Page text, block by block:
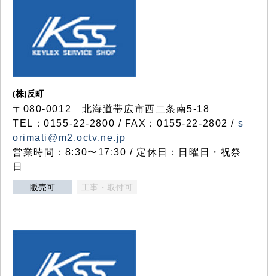
(株)反町
〒080-0012 北海道帯広市西二条南5-18
TEL：0155-22-2800 / FAX：0155-22-2802 / s
orimati@m2.octv.ne.jp
営業時間：8:30〜17:30 / 定休日：日曜日・祝祭
日
販売可 工事・取付可